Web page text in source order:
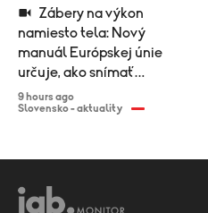
namiesto tela: Nový
manuál Európskej únie
určuje, ako snímať
športovkyne
9 hours ago
Slovensko - aktuality